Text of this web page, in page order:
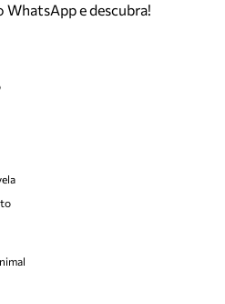
e descubra!